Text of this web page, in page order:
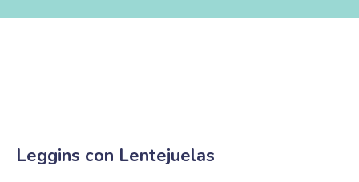
Leggins con Lentejuelas